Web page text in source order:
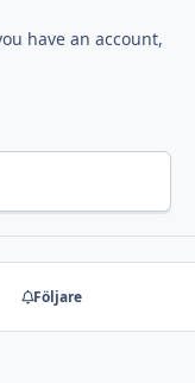
have an account,
Följare